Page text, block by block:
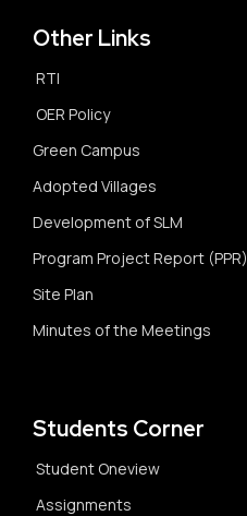
Other Links
RTI
OER Policy
Green Campus
Adopted Villages
Development of SLM
Program Project Report (PPR)
Site Plan
Minutes of the Meetings
Students Corner
Student Oneview
Assignments